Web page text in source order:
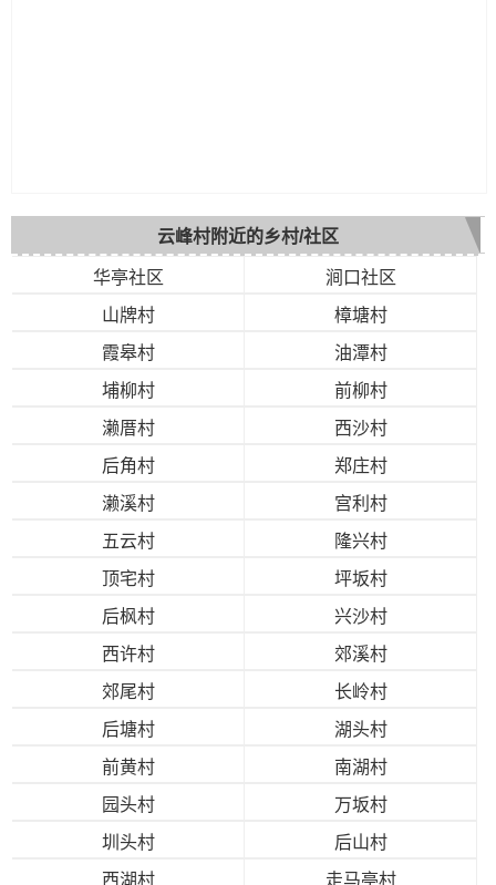
云峰村附近的乡村/社区
华亭社区
涧口社区
山牌村
樟塘村
霞皋村
油潭村
埔柳村
前柳村
濑厝村
西沙村
后角村
郑庄村
濑溪村
宫利村
五云村
隆兴村
顶宅村
坪坂村
后枫村
兴沙村
西许村
郊溪村
郊尾村
长岭村
后塘村
湖头村
前黄村
南湖村
园头村
万坂村
圳头村
后山村
西湖村
走马亭村